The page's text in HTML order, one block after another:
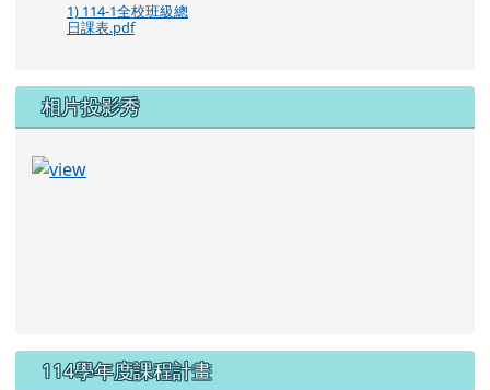
1) 114-1全校班級總
日課表.pdf
相片投影秀
114學年度課程計畫